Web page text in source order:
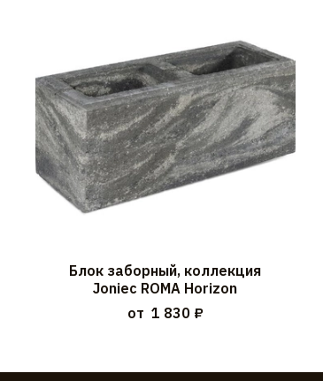
Блок заборный, коллекция
Joniec ROMA Horizon
от 1 830 ₽